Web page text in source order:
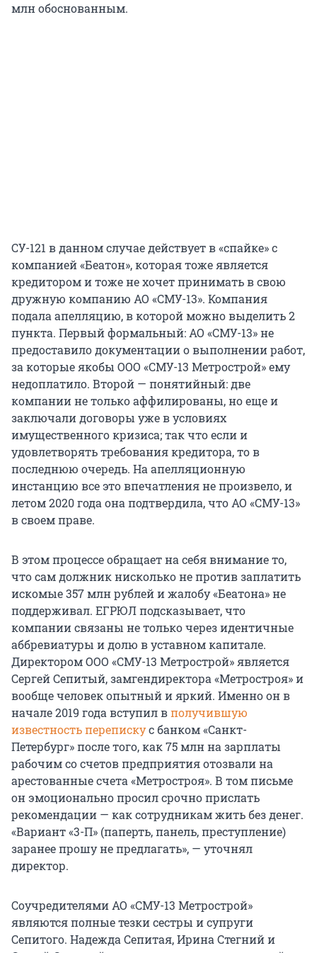
млн обоснованным.
СУ-121 в данном случае действует в «спайке» с
компанией «Беатон», которая тоже является
кредитором и тоже не хочет принимать в свою
дружную компанию АО «СМУ-13». Компания
подала апелляцию, в которой можно выделить 2
пункта. Первый формальный: АО «СМУ-13» не
предоставило документации о выполнении работ,
за которые якобы ООО «СМУ-13 Метрострой» ему
недоплатило. Второй — понятийный: две
компании не только аффилированы, но еще и
заключали договоры уже в условиях
имущественного кризиса; так что если и
удовлетворять требования кредитора, то в
последнюю очередь. На апелляционную
инстанцию все это впечатления не произвело, и
летом 2020 года она подтвердила, что АО «СМУ-13»
в своем праве.
В этом процессе обращает на себя внимание то,
что сам должник нисколько не против заплатить
искомые 357 млн рублей и жалобу «Беатона» не
поддерживал. ЕГРЮЛ подсказывает, что
компании связаны не только через идентичные
аббревиатуры и долю в уставном капитале.
Директором ООО «СМУ-13 Метрострой» является
Сергей Сепитый, замгендиректора «Метростроя» и
вообще человек опытный и яркий. Именно он в
начале 2019 года вступил вполучившую
известность перепискус банком «Санкт-
Петербург» после того, как 75 млн на зарплаты
рабочим со счетов предприятия отозвали на
арестованные счета «Метростроя». В том письме
он эмоционально просил срочно прислать
рекомендации — как сотрудникам жить без денег.
«Вариант «3-П» (паперть, панель, преступление)
заранее прошу не предлагать», — уточнял
директор.
Соучредителями АО «СМУ-13 Метрострой»
являются полные тезки сестры и супруги
Сепитого. Надежда Сепитая, Ирина Стегний и